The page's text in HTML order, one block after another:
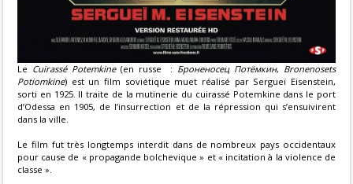
Le Cuirassé Potemkine(en russe : Броненосец Потёмкин, Bronenosets
Potiomkine) est un film soviétique muet réalisé par Sergueï Eisenstein,
sorti en 1925. Il traite de la mutinerie du cuirassé Potemkine dans le port
d’Odessa en 1905, de l’insurrection et de la répression qui s’ensuivirent
dans la ville.
Le film fut très longtemps interdit dans de nombreux pays occidentaux
pour cause de « propagande bolchevique » et « incitation à la violence de
classe ».